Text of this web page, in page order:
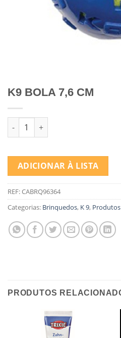
K9 BOLA 7,6 CM
Quantidade de K9 BOLA 7,6 CM
ADICIONAR À LISTA
REF:CABRQ96364
Categorias: Brinquedos, K 9,
PRODUTOS